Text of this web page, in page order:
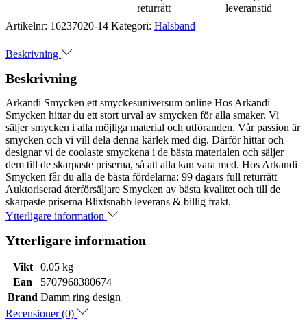
returrätt
leveranstid
Artikelnr: 16237020-14 Kategori: Halsband
Beskrivning
Beskrivning
Arkandi Smycken ett smyckesuniversum online Hos Arkandi
Smycken hittar du ett stort urval av smycken för alla smaker. Vi
säljer smycken i alla möjliga material och utföranden. Vår passion är
smycken och vi vill dela denna kärlek med dig. Därför hittar och
designar vi de coolaste smyckena i de bästa materialen och säljer
dem till de skarpaste priserna, så att alla kan vara med. Hos Arkandi
Smycken får du alla de bästa fördelarna: 99 dagars full returrätt
Auktoriserad återförsäljare Smycken av bästa kvalitet och till de
skarpaste priserna Blixtsnabb leverans & billig frakt.
Ytterligare information
Ytterligare information
Vikt
0,05 kg
Ean
5707968380674
Brand Damm ring design
Recensioner (0)